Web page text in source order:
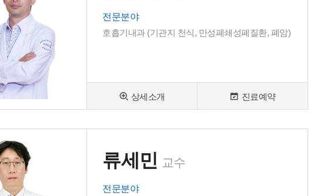
전문분야
호흡기내과 (기관지 천식, 만성폐쇄성폐질환, 폐암)
상세소개 진료예약
류세민 교수
전문분야